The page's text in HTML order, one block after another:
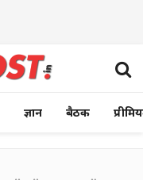
ज्ञान बैठक